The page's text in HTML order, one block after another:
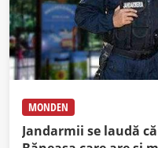
MONDEN
Jandarmii se laudă